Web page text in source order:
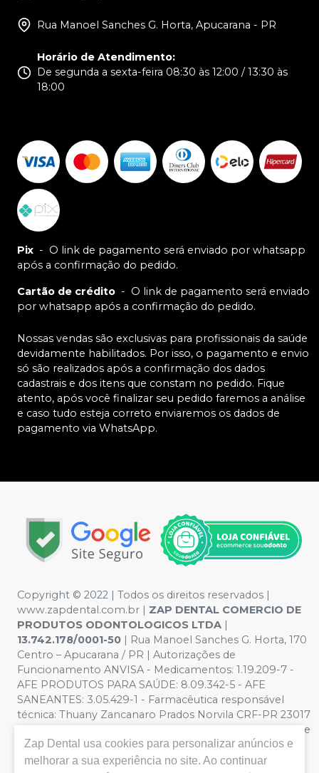
Rua Manoel Sanches G. Horta, Apucarana - PR
Horário de Atendimento:
De segunda a sexta-feira 08:30 às 12:00 / 13:30 às
18:00
Pix - O link de pagamento será enviado por whatsapp
após a confirmação do pedido.
Cartão de crédito - O link de pagamento será enviado
por whatsapp após a confirmação do pedido.
Nossas vendas são exclusivas para profissionais da saúde
devidamente habilitados. Por isso, o pagamento e envio
só são realizados após a confirmação dos dados
cadastrais e dos itens que constam no pedido. Fique
atento, após você finalizar seu pedido faremos a análise
e caso tudo esteja correto enviaremos os dados de
pagamento via WhatsApp.
Copyright © 2022 | Todos os direitos reservados |
www.zapdental.com.br | ZAP DENTAL COMERCIO DE
PRODUTOS ODONTOLOGICOS LTDA |
13.742.178/0001-50 | Rua Manoel Sanches G. Horta, 170
Centro – Apucarana / PR | Autorizações de
Funcionamento ANVISA - Medicamentos: 1.19.209-7 -
AFE PRODUTOS PARA SAÚDE: 8.09.342-5 - AFE
SANEANTES: 3.05.429-1 - Farmacêutica responsável
técnica: Thuany Zancanaro Prados Norvila CRF-PR 23017
| Política de Privacidade e Segurança - Fotos meramente
ilustrativas - Os preços e condições da loja virtual estão
sujeitos a alterações. Em caso de divergência de preços
Zap Dental usa cookies para personalizar anúncios e
melhorar a sua experiência no site. Ao continuar